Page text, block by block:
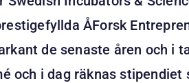
ÅForsk
de senaste åren och i
och i dag räknas stipendiet